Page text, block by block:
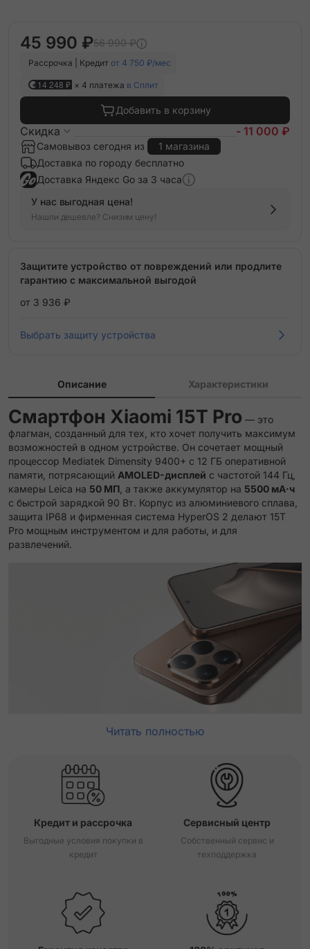
45 990 ₽56 990 ₽
Рассрочка | Кредит от 4 750 ₽/мес
14 248 ₽ × 4 платежа в Сплит
Добавить в корзину
Скидка - 11 000 ₽
Самовывоз сегодня из
1 магазина
Доставка по городу бесплатно
Доставка Яндекс Go за 3 часа
У нас выгодная цена!
Нашли дешевле? Снизим цену!
Защитите устройство от повреждений или продлите
гарантию с максимальной выгодой
от 3 936 ₽
Выбрать защиту устройства
Описание Характеристики
Смартфон Xiaomi 15T Pro — это
флагман, созданный для тех, кто хочет получить максимум
возможностей в одном устройстве. Он сочетает мощный
процессор Mediatek Dimensity 9400+ с 12 ГБ оперативной
памяти, потрясающий AMOLED-дисплей с частотой 144 Гц,
камеры Leica на 50 МП , а также аккумулятор на 5500 мА·ч
с быстрой зарядкой 90 Вт. Корпус из алюминиевого сплава,
защита IP68 и фирменная система HyperOS 2 делают 15T
Pro мощным инструментом и для работы, и для
развлечений.
Читать полностью
Кредит и рассрочка
Выгодные условия покупки в
кредит
Сервисный центр
Собственный сервис и
техподдержка